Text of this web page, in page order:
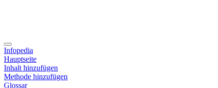
Infopedia
Hauptseite
Inhalt hinzufügen
Methode hinzufügen
Glossar